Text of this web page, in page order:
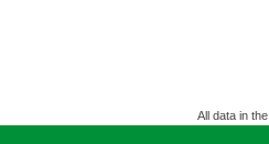
All data in the